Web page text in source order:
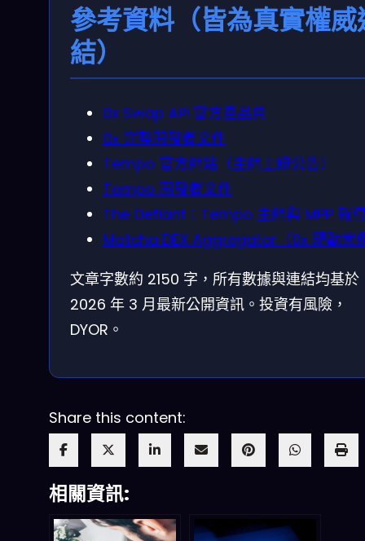
參考資料（皆為真實權威
結）
0x Swap API 官方產品頁
0x 完整開發者文件
Tempo 官方網站（主網上線公告）
Tempo 開發者文件
The Defiant：Tempo 主網與 MPP 報
Matcha DEX Aggregator（0x 驅動案
文章字數約 2150 字，所有數據與連結均基於
2026 年 3 月最新公開資訊。投資有風險，
DYOR。
Share this content:
相關資訊: